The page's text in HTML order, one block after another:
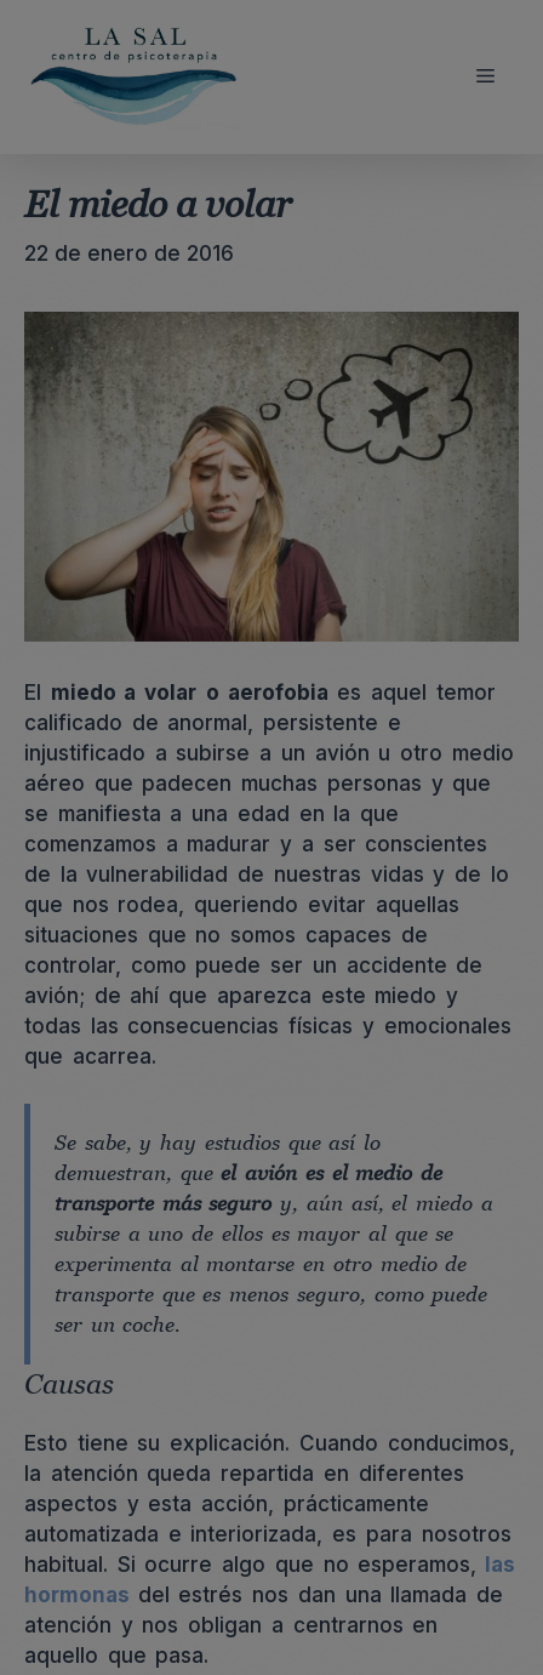
Menú
El miedo a volar
22 de enero de 2016
El miedo a volar o aerofobia es aquel temor
calificado de anormal, persistente e
injustificado a subirse a un avión u otro medio
aéreo que padecen muchas personas y que
se manifiesta a una edad en la que
comenzamos a madurar y a ser conscientes
de la vulnerabilidad de nuestras vidas y de lo
que nos rodea, queriendo evitar aquellas
situaciones que no somos capaces de
controlar, como puede ser un accidente de
avión; de ahí que aparezca este miedo y
todas las consecuencias físicas y emocionales
que acarrea.
Se sabe, y hay estudios que así lo
demuestran, queel avión es el medio de
transporte más seguro y, aún así, el miedo a
subirse a uno de ellos es mayor al que se
experimenta al montarse en otro medio de
transporte que es menos seguro, como puede
ser un coche.
Causas
Esto tiene su explicación. Cuando conducimos,
la atención queda repartida en diferentes
aspectos y esta acción, prácticamente
automatizada e interiorizada, es para nosotros
habitual. Si ocurre algo que no esperamos,
las
hormonas del estrés nos dan una llamada de
atención y nos obligan a centrarnos en
aquello que pasa.